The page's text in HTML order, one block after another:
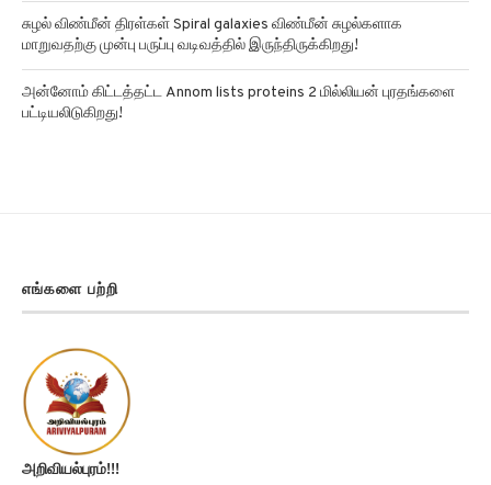
சுழல் விண்மீன் திரள்கள் Spiral galaxies விண்மீன் சுழல்களாக
மாறுவதற்கு முன்பு பருப்பு வடிவத்தில் இருந்திருக்கிறது!
அன்னோம் கிட்டத்தட்ட Annom lists proteins 2 மில்லியன் புரதங்களை
பட்டியலிடுகிறது!
எங்களை பற்றி
அறிவியல்புரம்!!!